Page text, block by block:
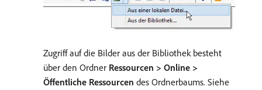
Zugriff auf die Bilder aus der Bibliothek besteht
über den Ordner Ressourcen > Online >
Öffentliche Ressourcen des Ordnerbaums. Siehe